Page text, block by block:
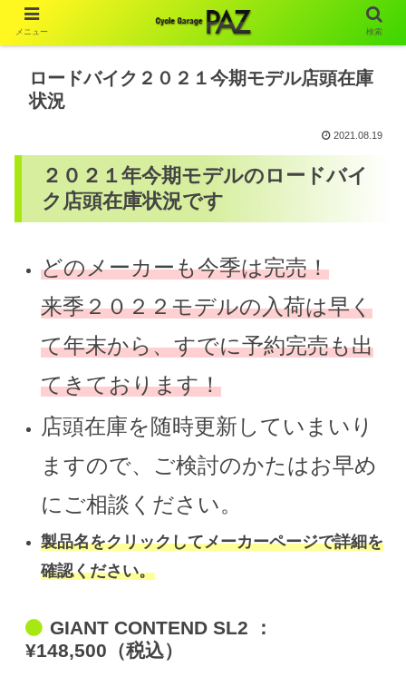
ロードバイク２０２１今期モデル店頭在庫
状況
2021.08.19
２０２１年今期モデルのロードバイ
ク店頭在庫状況です
どのメーカーも今季は完売！
来季２０２２モデルの入荷は早く
て年末から、すでに予約完売も出
てきております！
店頭在庫を随時更新していまいり
ますので、ご検討のかたはお早め
にご相談ください。
製品名をクリックしてメーカーページで詳細を
確認ください。
GIANT CONTEND SL2 ：
¥148,500（税込）
メニュー 検索